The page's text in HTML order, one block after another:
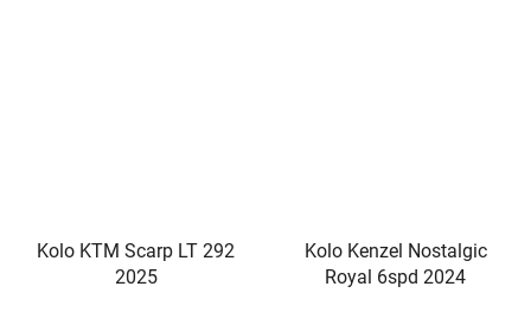
Kolo KTM Scarp LT 292
2025
Kolo Kenzel Nostalgic
Royal 6spd 2024